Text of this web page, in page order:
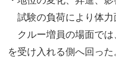
試験の負荷により体力
クルー増員の場面では
を受け入れる側へ回った